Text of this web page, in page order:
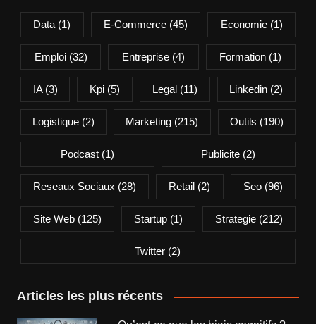
Data (1) E-Commerce(45) Economie(1)
Emploi(32) Entreprise(4) Formation (1)
IA(3) Kpi (5) Legal(11) Linkedin (2)
Logistique (2) Marketing (215) Outils (190)
Podcast(1) Publicite (2)
Reseaux Sociaux (28) Retail (2) Seo(96)
Site Web(125) Startup (1) Strategie (212)
Twitter (2)
Articles les plus récents